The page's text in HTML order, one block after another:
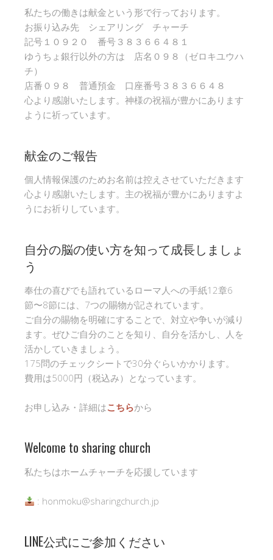
私たちの働きは献金という形で行っております。
お振り込み先 シェアリング チャーチ
記号１０９２０ 番号３８３６６４８１
ゆうちょ銀行以外の方は 店名０９８（ゼロキユウハ
チ）
店番０９８ 普通預金 口座番号３８３６６４８
心より感謝いたします。神様の祝福が豊かにあります
ように祈っています。
献金のご報告
個人情報保護のためお名前は控えさせていただきます
心より感謝いたします。主の祝福が豊かにありますよ
うにお祈りしています。
自分の脳の使い方を知って成長しましょ
う
奉仕の喜びでも語れているローマ人への手紙12章6
節〜8節には、7つの賜物が記されています。
ご自分の賜物を明確にすることで、対立や争いが減り
ます。ぜひご自分のことを知り、自分を活かし、人を
活かしていきましょう。
175問のチェックシートで30分ぐらいかかります。
費用は5000円（税込み）となっています。
お申し込み・詳細はこちらから
Welcome to sharing church
私たちはホームチャーチを応援しています
: honmoku@sharingchurch.jp
LINE公式にご参加ください